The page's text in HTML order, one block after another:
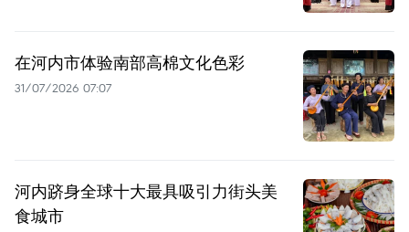
在河内市体验南部高棉文化色彩
31/07/2026 07:07
河内跻身全球十大最具吸引力街头美
食城市